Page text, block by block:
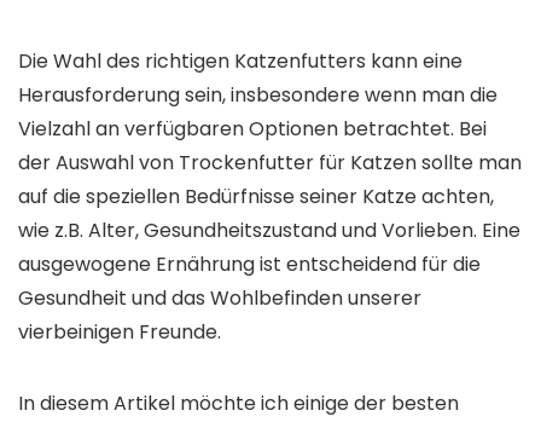
Die Wahl des richtigen Katzenfutters kann eine
Herausforderung sein, insbesondere wenn man die
Vielzahl an verfügbaren Optionen betrachtet. Bei
der Auswahl von Trockenfutter für Katzen sollte man
auf die speziellen Bedürfnisse seiner Katze achten,
wie z.B. Alter, Gesundheitszustand und Vorlieben. Eine
ausgewogene Ernährung ist entscheidend für die
Gesundheit und das Wohlbefinden unserer
vierbeinigen Freunde.
In diesem Artikel möchte ich einige der besten